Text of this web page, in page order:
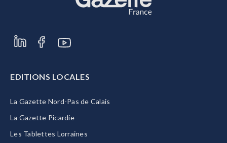
EDITIONS LOCALES
La Gazette Nord-Pas de Calais
La Gazette Picardie
Les Tablettes Lorraines